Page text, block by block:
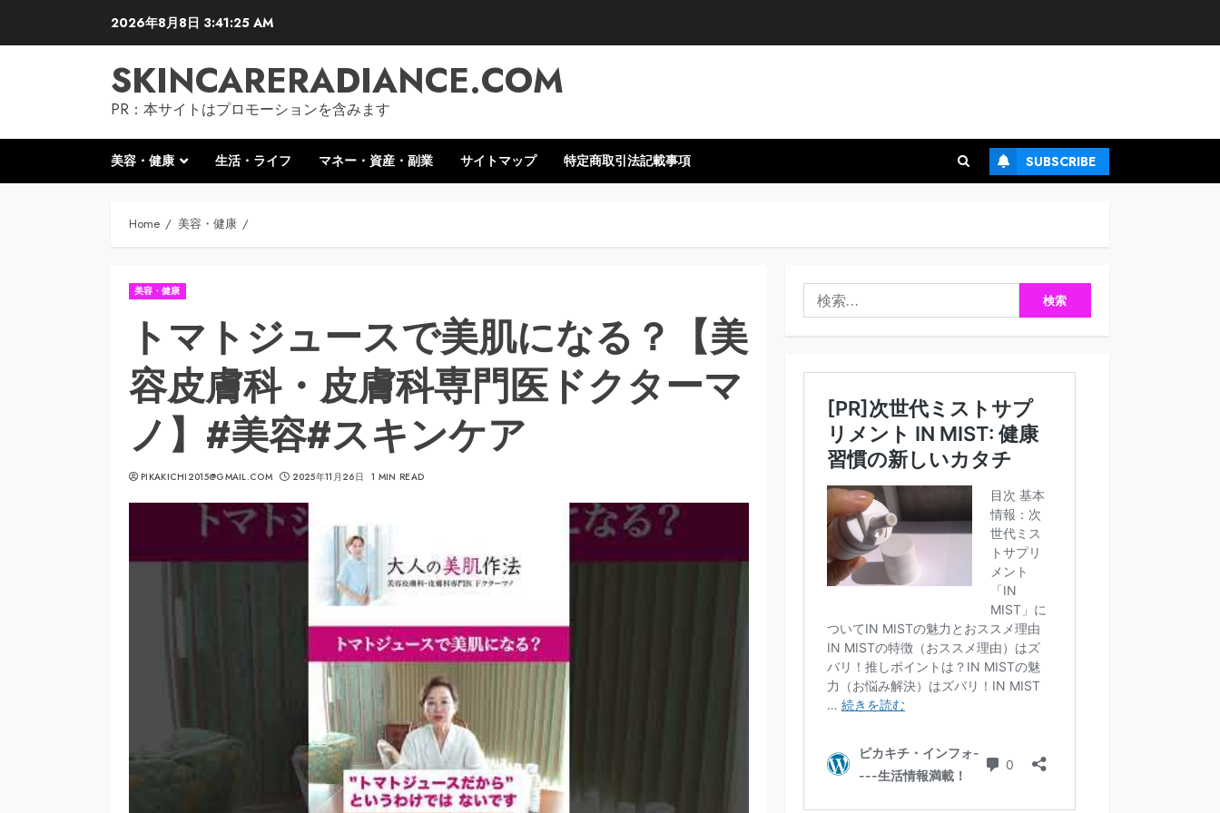
2026年8月8日 3:41:26 AM
SKINCARERADIANCE.COM
PR：本サイトはプロモーションを含みます
美容・健康 生活・ライフ マネー・資産・副業 サイトマップ 特定商取引法記載事項 SUBSCRIBE
Home 美容・健康
美容・健康
トマトジュースで美肌になる？【美
容皮膚科・皮膚科専門医ドクターマ
ノ】#美容#スキンケア
PIKAKICHI2015@GMAIL.COM 2025年11月26日 1 MIN READ
検
索: